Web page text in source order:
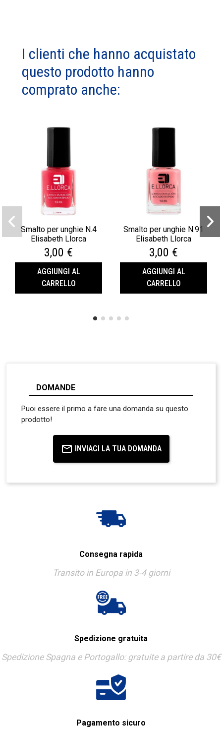
I clienti che hanno acquistato
questo prodotto hanno
comprato anche:
Smalto per unghie N.4
Elisabeth Llorca
3,00 €
AGGIUNGI AL
CARRELLO
Smalto per unghie N.91
Elisabeth Llorca
3,00 €
AGGIUNGI AL
CARRELLO
DOMANDE
Puoi essere il primo a fare una domanda su questo
prodotto!
INVIACI LA TUA DOMANDA
Consegna rapida
Transito in Europa in 3-4 giorni
Spedizione gratuita
Spedizione Spagna e Portogallo: gratuite a partire da 30€
Pagamento sicuro